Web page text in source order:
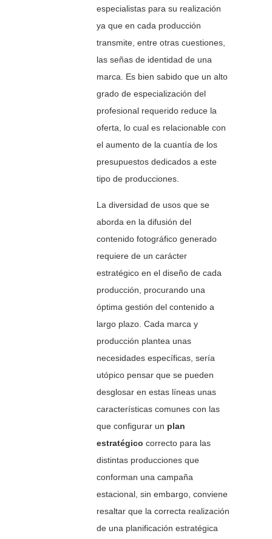
especialistas para su realización
ya que en cada producción
transmite, entre otras cuestiones,
las señas de identidad de una
marca. Es bien sabido que un alto
grado de especialización del
profesional requerido reduce la
oferta, lo cual es relacionable con
el aumento de la cuantía de los
presupuestos dedicados a este
tipo de producciones.
La diversidad de usos que se
aborda en la difusión del
contenido fotográfico generado
requiere de un carácter
estratégico en el diseño de cada
producción, procurando una
óptima gestión del contenido a
largo plazo. Cada marca y
producción plantea unas
necesidades específicas, sería
utópico pensar que se pueden
desglosar en estas líneas unas
características comunes con las
que configurar un plan
estratégico correcto para las
distintas producciones que
conforman una campaña
estacional, sin embargo, conviene
resaltar que la correcta realización
de una planificación estratégica